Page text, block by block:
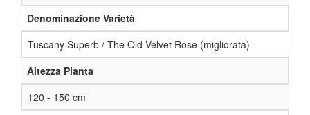
Denominazione Varietà
Tuscany Superb / The Old Velvet Rose (migliorata)
Altezza Pianta
120 - 150 cm